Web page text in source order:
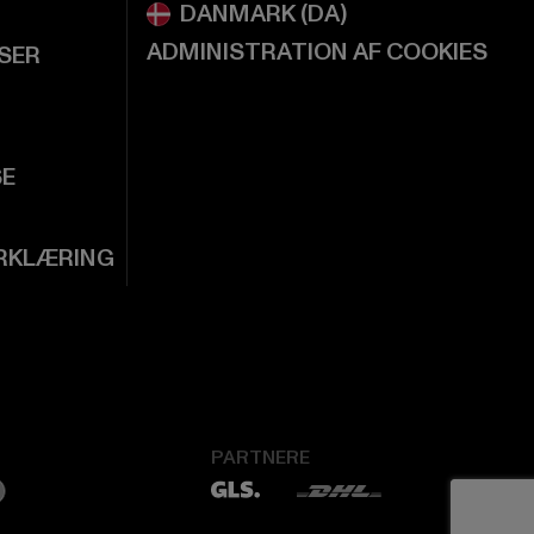
ADMINISTRATION AF COOKIES
PARTNERE